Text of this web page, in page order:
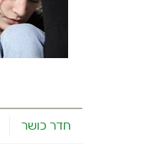
חדר כושר